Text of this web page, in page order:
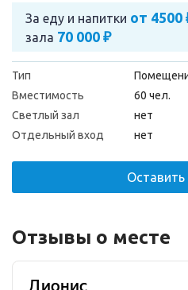
За еду и напитки от 4500
зала 70 000 ₽
Тип
Вместимость
60 чел.
Светлый зал
нет
Отдельный вход
нет
Оставить
Отзывы о месте